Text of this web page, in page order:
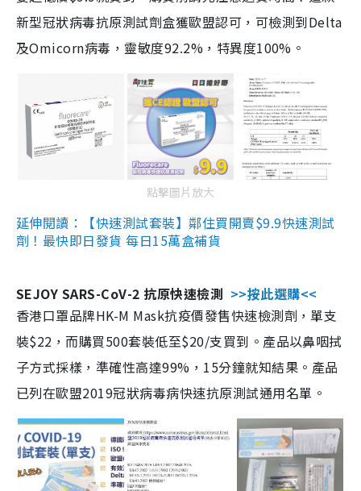
新型冠狀病毒抗原測試劑盒獲歐盟認可，可檢測到Delta
及Omicorn病毒，靈敏度92.2%，特異度100%。
點擊圖片放大
延伸閱讀：【快速測試套裝】鄰住買開賣$9.9快速測試
劑！最快即日發貨 每日15萬盒補貨
SEJOY SARS-CoV-2 抗原快速檢測 >>按此選購<<
香港口罩品牌HK-M Mask抗疫價發售快速檢測劑，單支
裝$22，而購買500套裝低至$20/支買到。產品以鼻咽拭
子方式採樣，準確性高達99%，15分鐘就知結果。產品
已列在歐盟2019冠狀病毒病快速抗原測試通用名單。